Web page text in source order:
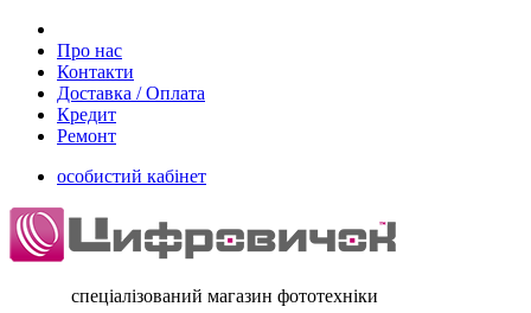
Про нас
Контакти
Доставка / Оплата
Кредит
Ремонт
особистий кабінет
спеціалізований магазин фототехніки